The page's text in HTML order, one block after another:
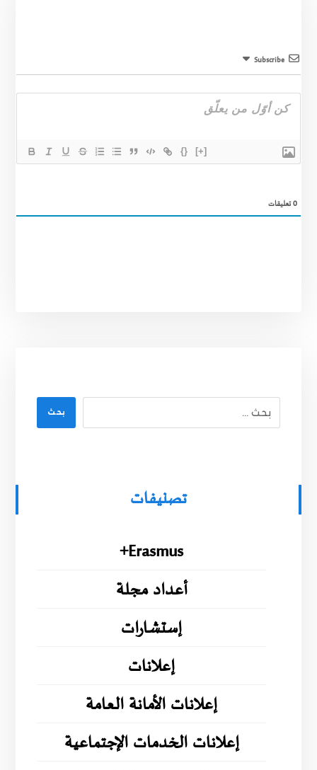
Subscribe
{} [+]
0تعليقات
بحث
تصنيفات
Erasmus+
أعداد مجلة
إستشارات
إعلانات
إعلانات الأمانة العامة
إعلانات الخدمات الإجتماعية